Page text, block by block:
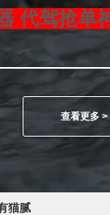
代驾抢单
查看更多 >
猫腻